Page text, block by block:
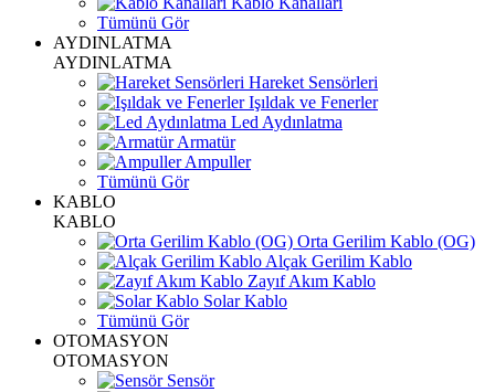
Tümünü Gör
AYDINLATMA
AYDINLATMA
Hareket Sensörleri
Işıldak ve Fenerler
Led Aydınlatma
Armatür
Ampuller
Tümünü Gör
KABLO
KABLO
Orta Gerilim Kablo (OG)
Alçak Gerilim Kablo
Zayıf Akım Kablo
Solar Kablo
Tümünü Gör
OTOMASYON
OTOMASYON
Sensör